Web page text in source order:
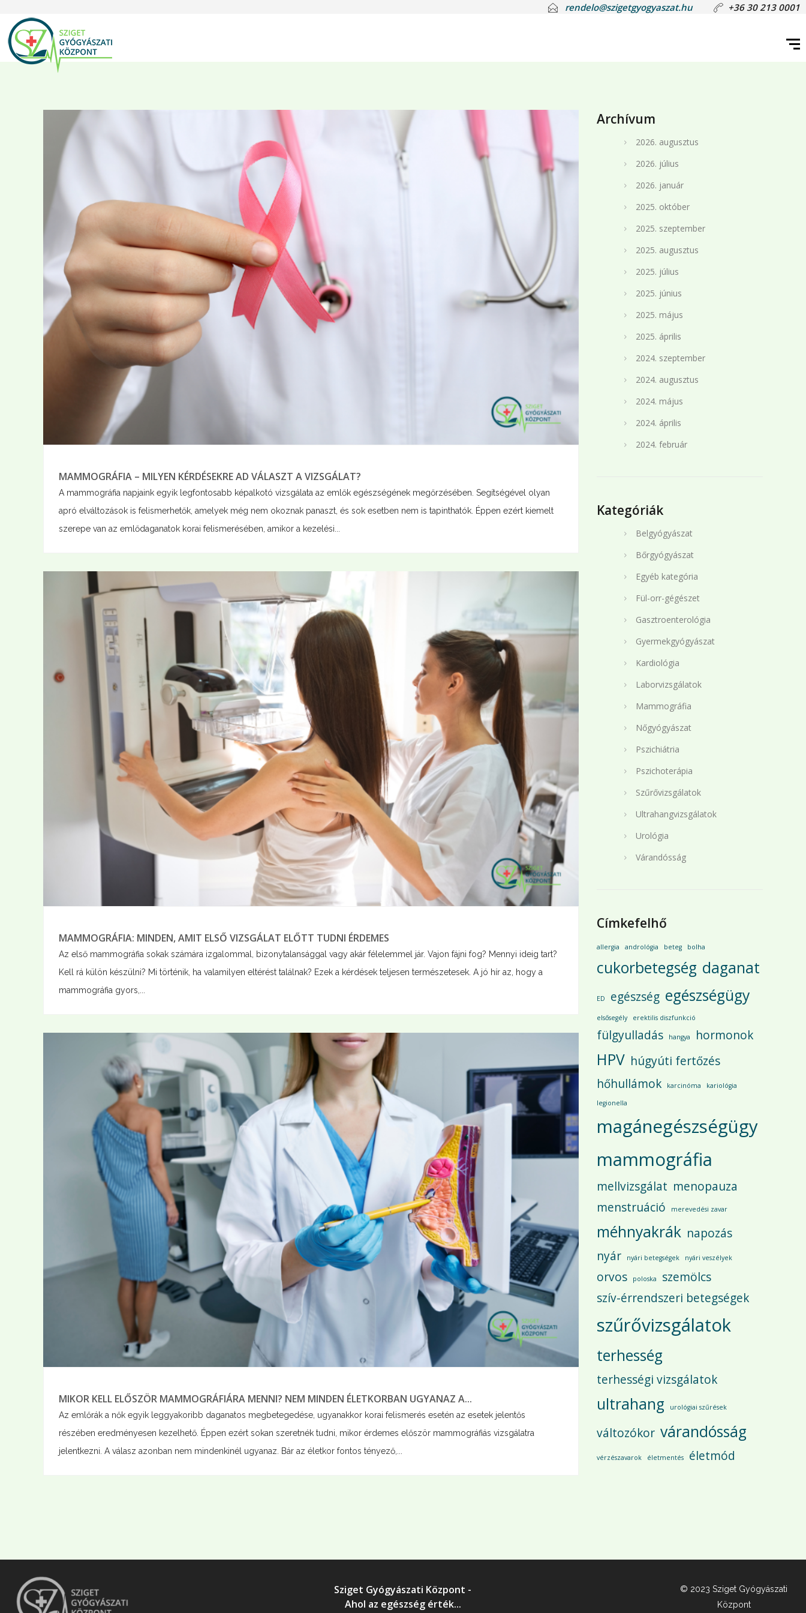
rendelo@szigetgyogyaszat.hu +36 30 213 0001
MAMMOGRÁFIA – MILYEN KÉRDÉSEKRE AD VÁLASZT A VIZSGÁLAT?
A mammográfia napjaink egyik legfontosabb képalkotó vizsgálata az emlők egészségének megőrzésében. Segítségével olyan
apró elváltozások is felismerhetők, amelyek még nem okoznak panaszt, és sok esetben nem is tapinthatók. Éppen ezért kiemelt
szerepe van az emlődaganatok korai felismerésében, amikor a kezelési...
MAMMOGRÁFIA: MINDEN, AMIT ELSŐ VIZSGÁLAT ELŐTT TUDNI ÉRDEMES
Az első mammográfia sokak számára izgalommal, bizonytalansággal vagy akár félelemmel jár. Vajon fájni fog? Mennyi ideig tart?
Kell rá külön készülni? Mi történik, ha valamilyen eltérést találnak? Ezek a kérdések teljesen természetesek. A jó hír az, hogy a
mammográfia gyors,...
MIKOR KELL ELŐSZÖR MAMMOGRÁFIÁRA MENNI? NEM MINDEN ÉLETKORBAN UGYANAZ A...
Az emlőrák a nők egyik leggyakoribb daganatos megbetegedése, ugyanakkor korai felismerés esetén az esetek jelentős
részében eredményesen kezelhető. Éppen ezért sokan szeretnék tudni, mikor érdemes először mammográfiás vizsgálatra
jelentkezni. A válasz azonban nem mindenkinél ugyanaz. Bár az életkor fontos tényező,...
Archívum
2026. augusztus
2026. július
2026. január
2025. október
2025. szeptember
2025. augusztus
2025. július
2025. június
2025. május
2025. április
2024. szeptember
2024. augusztus
2024. május
2024. április
2024. február
Kategóriák
Belgyógyászat
Bőrgyógyászat
Egyéb kategória
Fül-orr-gégészet
Gasztroenterológia
Gyermekgyógyászat
Kardiológia
Laborvizsgálatok
Mammográfia
Nőgyógyászat
Pszichiátria
Pszichoterápia
Szűrővizsgálatok
Ultrahangvizsgálatok
Urológia
Várandósság
Címkefelhő
allergia andrológia beteg bolha
cukorbetegség daganat
ED egészség egészségügy
elsősegély erektilis diszfunkció
fülgyulladás hangya hormonok
HPV húgyúti fertőzés
hőhullámok
karcinóma kariológia
legionella
magánegészségügy
mammográfia
mellvizsgálat menopauza
menstruáció
merevedési zavar
méhnyakrák napozás
nyár
nyári betegségek nyári veszélyek
orvos poloska
szemölcs
szív-érrendszeri betegségek
szűrővizsgálatok
terhesség
terhességi vizsgálatok
ultrahang urológiai szűrések
változókor várandósság
vérzészavarok életmentés életmód
Sziget Gyógyászati Központ -
Ahol az egészség érték...
© 2023 Sziget Gyógyászati
Központ